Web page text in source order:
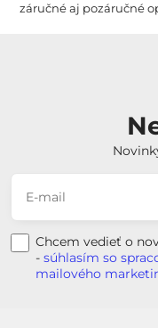
záručné aj pozáručné
Chcem vedieť o
- súhlasím so
mailového